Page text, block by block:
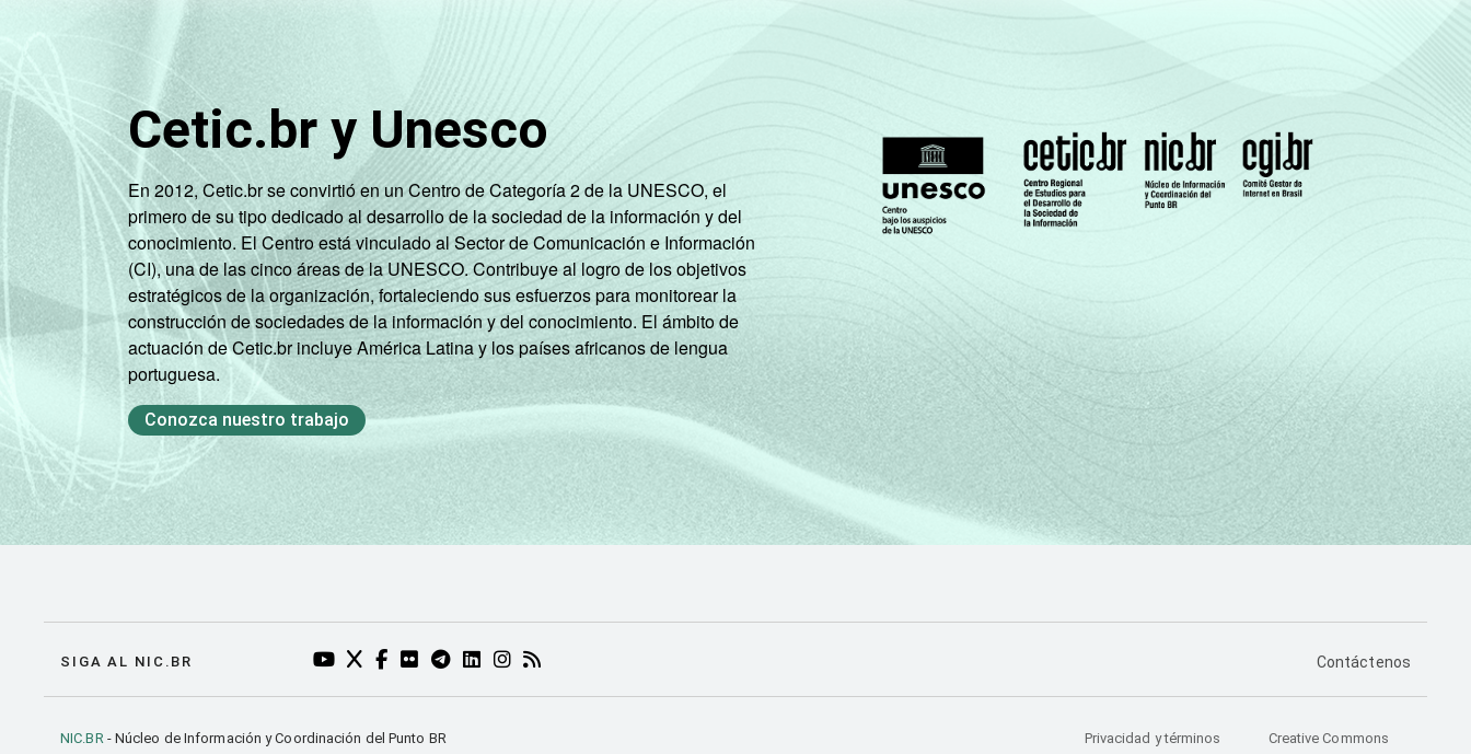
Cetic.br y Unesco
En 2012, Cetic.br se convirtió en un Centro de Categoría 2 de la UNESCO, el
primero de su tipo dedicado al desarrollo de la sociedad de la información y del
conocimiento. El Centro está vinculado al Sector de Comunicación e Información
(CI), una de las cinco áreas de la UNESCO. Contribuye al logro de los objetivos
estratégicos de la organización, fortaleciendo sus esfuerzos para monitorear la
construcción de sociedades de la información y del conocimiento. El ámbito de
actuación de Cetic.br incluye América Latina y los países africanos de lengua
portuguesa.
Conozca nuestro trabajo
SIGA AL NIC.BR YOUTUBE DO NIC.BR (ABRE EM NOVA ABA)
TWITTER DO NIC.BR (ABRE EM NOVA ABA)
FACEBOOK DO NIC.BR (ABRE EM NOVA ABA)
FLICKR DO NIC.BR (ABRE EM NOVA ABA)
TELEGRAM DO NIC.BR (ABRE EM NOVA ABA)
LINKEDIN DO NIC.BR (ABRE EM NOVA ABA)
INSTAGRAM DO NIC.BR (ABRE EM NOVA ABA)
RSS DO NIC.BR (ABRE EM NOVA ABA) PÁGINA DE
Contáctenos
NIC.BR- Núcleo de Información y Coordinación del Punto BR Privacidad y términos Creative Commons